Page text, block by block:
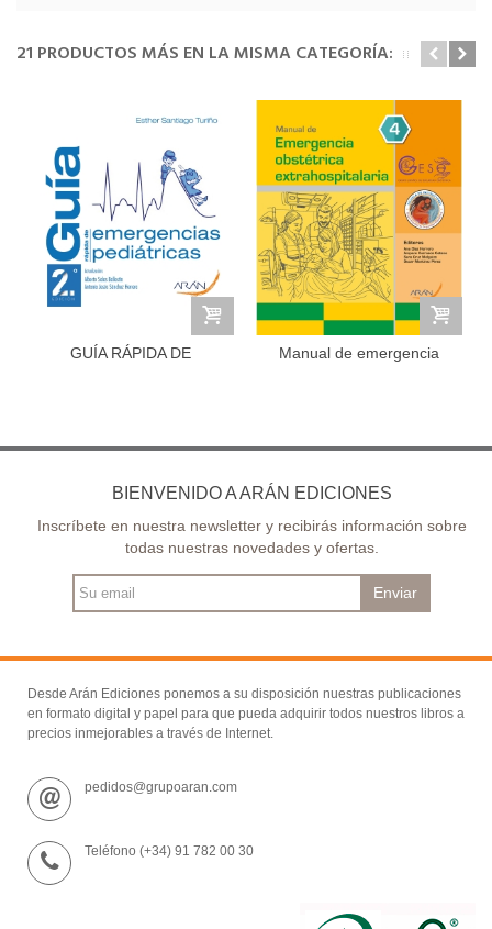
21 PRODUCTOS MÁS EN LA MISMA CATEGORÍA:
GUÍA RÁPIDA DE
Manual de emergencia
BIENVENIDO A ARÁN EDICIONES
Inscríbete en nuestra newsletter y recibirás información sobre
todas nuestras novedades y ofertas.
Enviar
Desde Arán Ediciones ponemos a su disposición nuestras publicaciones
en formato digital y papel para que pueda adquirir todos nuestros libros a
precios inmejorables a través de Internet.
pedidos@grupoaran.com
Teléfono (+34) 91 782 00 30